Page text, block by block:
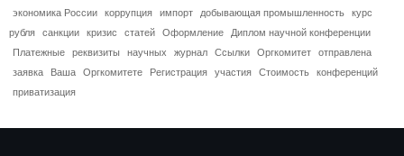
экономика России
коррупция импорт добывающая промышленность
курс
рубля
санкции кризис статей Оформление
Диплом научной конференции
Платежные
реквизиты научных журнал Ссылки Оргкомитет
отправлена
заявка
Ваша Оргкомитете Регистрация участия Стоимость
конференций
приватизация